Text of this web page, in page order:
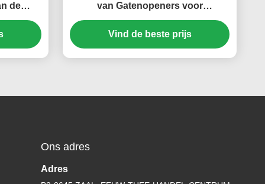
de
van Gatenopeners voor
Trenchless-het Beetje van de
Gatenopener met TCI-Rolkegel
Vind de beste prijs
Ons adres
Adres